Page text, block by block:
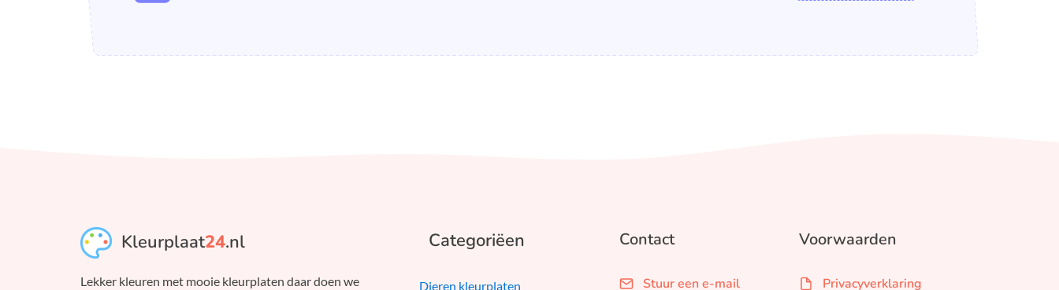
Kleurplaat24.nl
Lekker kleuren met mooie kleurplaten daar doen we
Categoriëen
Dieren kleurplaten
Contact
Stuur een e-mail
Voorwaarden
Privacyverklaring